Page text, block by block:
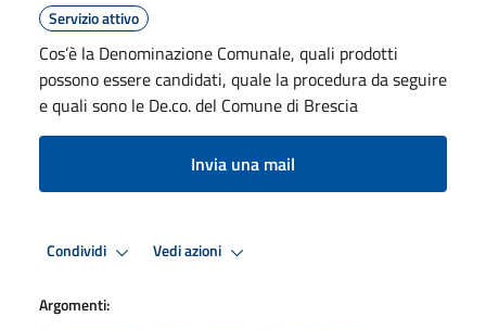
Servizio attivo
Cos’è la Denominazione Comunale, quali prodotti
possono essere candidati, quale la procedura da seguire
e quali sono le De.co. del Comune di Brescia
Invia una mail
Condividi Vedi azioni
Argomenti: